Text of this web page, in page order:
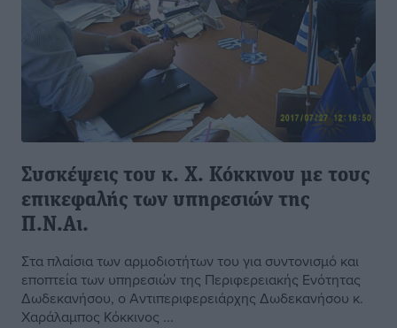
Συσκέψεις του κ. Χ. Κόκκινου με τους
επικεφαλής των υπηρεσιών της
Π.Ν.Αι.
Στα πλαίσια των αρμοδιοτήτων του για συντονισμό και
εποπτεία των υπηρεσιών της Περιφερειακής Ενότητας
Δωδεκανήσου, ο Αντιπεριφερειάρχης Δωδεκανήσου κ.
Χαράλαμπος Κόκκινος ...